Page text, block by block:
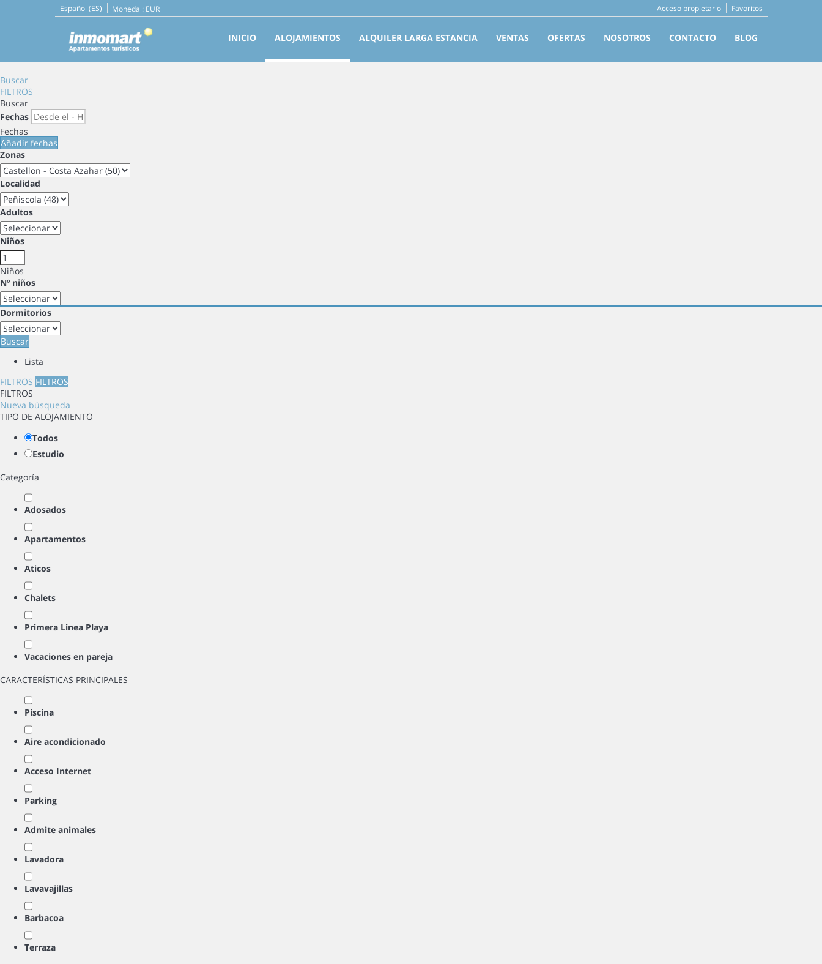
Español (ES) Moneda : EUR Favoritos
Acceso propietario
INICIO ALOJAMIENTOS ALQUILER LARGA ESTANCIA VENTAS OFERTAS NOSOTROS CONTACTO BLOG
Buscar
FILTROS
Buscar
Fechas
Fechas
Añadir fechas
Zonas
Localidad
Adultos
Niños
Niños
Nº niños
Dormitorios
Buscar
Lista
FILTROS FILTROS
FILTROS
Nueva búsqueda
TIPO DE ALOJAMIENTO
Todos
Estudio
Categoría
Adosados
Apartamentos
Aticos
Chalets
Primera Linea Playa
Vacaciones en pareja
CARACTERÍSTICAS PRINCIPALES
Piscina
Aire acondicionado
Acceso Internet
Parking
Admite animales
Lavadora
Lavavajillas
Barbacoa
Terraza